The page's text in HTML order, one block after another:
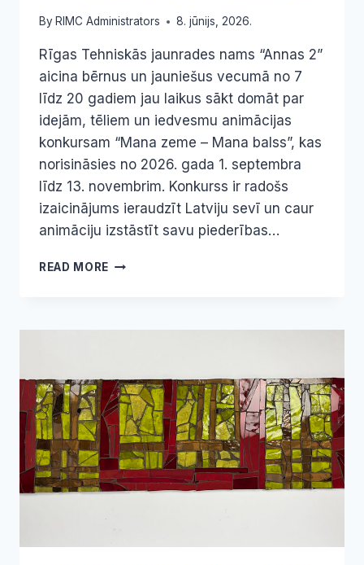
By RIMC Administrators 8. jūnijs, 2026.
Rīgas Tehniskās jaunrades nams “Annas 2”
aicina bērnus un jauniešus vecumā no 7
līdz 20 gadiem jau laikus sākt domāt par
idejām, tēliem un iedvesmu animācijas
konkursam “Mana zeme – Mana balss”, kas
norisināsies no 2026. gada 1. septembra
līdz 13. novembrim. Konkurss ir radošs
izaicinājums ieraudzīt Latviju sevī un caur
animāciju izstāstīt savu piederības…
READ MORE JAU
SAVU
LATVIJU!